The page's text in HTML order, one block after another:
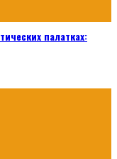
палатках: